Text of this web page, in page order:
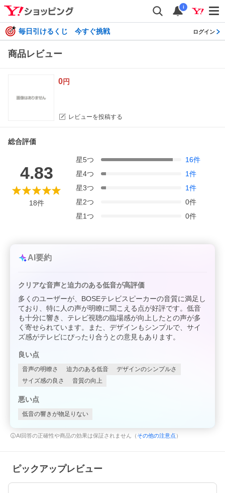
i
毎日引けるくじ 今すぐ挑戦 ログイン
商品レビュー
0円
レビューを投稿する
総合評価
4.83
18件
星5つ 16件
星4つ 1件
星3つ 1件
星2つ 0件
星1つ 0件
AI要約
クリアな音声と迫力のある低音が高評価
多くのユーザーが、BOSEテレビスピーカーの音質に満足し
ており、特に人の声が明瞭に聞こえる点が好評です。低音
も十分に響き、テレビ視聴の臨場感が向上したとの声が多
く寄せられています。また、デザインもシンプルで、サイ
ズ感がテレビにぴったり合うとの意見もあります。
良い点
音声の明瞭さ 迫力のある低音
デザインのシンプルさ
サイズ感の良さ
音質の向上
悪い点
低音の響きが物足りない
AI回答の正確性や商品の効果は保証されません（ その他の注意点 ）
ピックアップレビュー